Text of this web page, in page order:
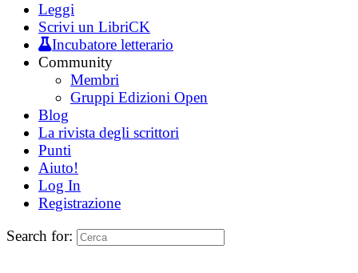
Leggi
Scrivi un LibriCK
Incubatore letterario
Community
Membri
Gruppi Edizioni Open
Blog
La rivista degli scrittori
Punti
Aiuto!
Log In
Registrazione
Search for: